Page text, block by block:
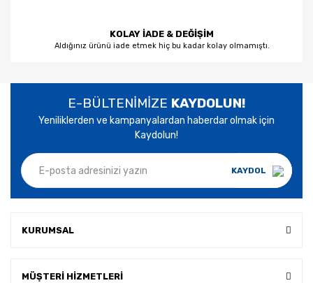
KOLAY İADE & DEĞİŞİM
Aldığınız ürünü iade etmek hiç bu kadar kolay olmamıştı.
E-BÜLTENİMİZE KAYDOLUN!
Yeniliklerden ve kampanyalardan haberdar olmak için
Kaydolun!
KAYDOL
KURUMSAL
MÜŞTERİ HİZMETLERİ